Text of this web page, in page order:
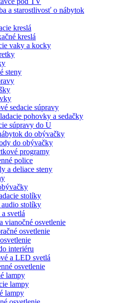
a starostlivosť o nábytok
kreslá
kreslá
vaky a kocky
steny
sedacie súpravy
pohovky a sedačky
súpravy do U
do obývačky
do obývačky
programy
police
a deliace steny
stolíky
stolíky
svetlá
vianočné osvetlenie
osvetlenie
interiéru
a LED svetlá
osvetlenie
lampy
lampy
lampy